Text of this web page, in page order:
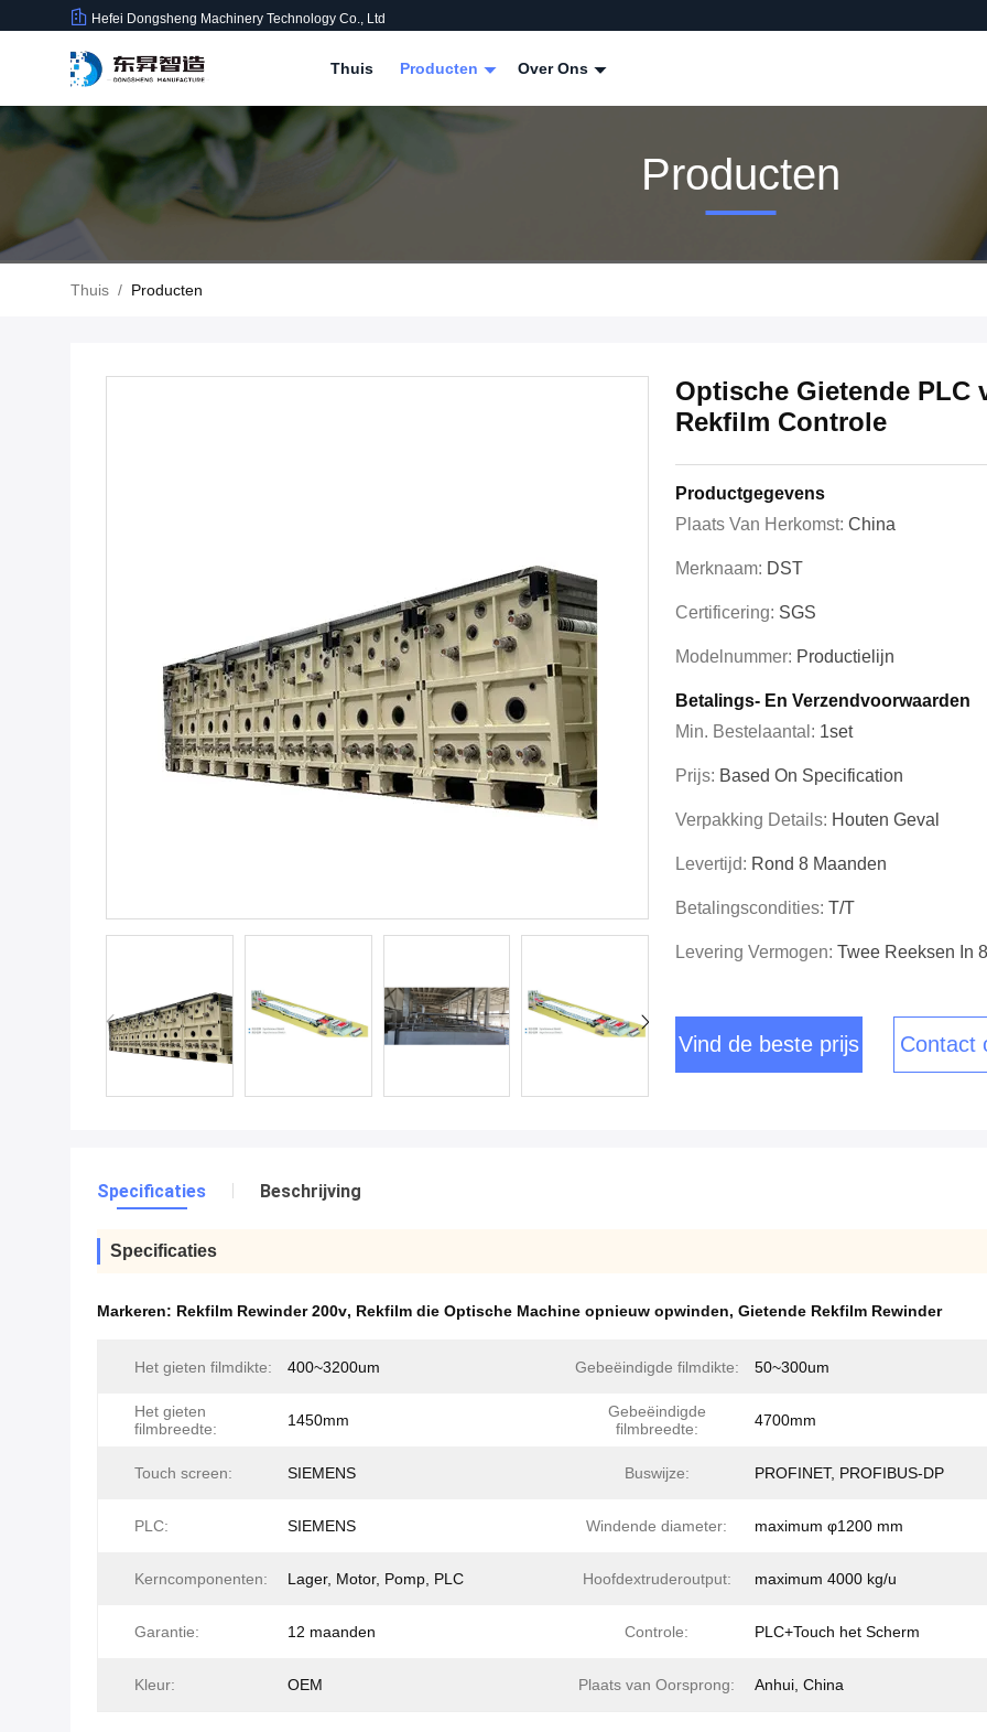
Hefei Dongsheng Machinery Technology Co., Ltd
Thuis Producten Over Ons
Producten
Thuis / Producten
Optische Gietende PLC
Rekfilm Controle
Productgegevens
Plaats Van Herkomst: China
Merknaam: DST
Certificering: SGS
Modelnummer: Productielijn
Betalings- En Verzendvoorwaarden
Min. Bestelaantal: 1set
Prijs: Based On Specification
Verpakking Details: Houten Geval
Levertijd: Rond 8 Maanden
Betalingscondities: T/T
Levering Vermogen: Twee Reeksen In
Vind de beste prijs Contact
Specificaties Beschrijving
Specificaties
Markeren: Rekfilm Rewinder 200v, Rekfilm die Optische Machine opnieuw opwinden, Gietende Rekfilm Rewinder
Het gieten filmdikte: 400~3200um Gebeëindigde filmdikte: 50~300um
Het gieten
filmbreedte:
1450mm
Gebeëindigde
filmbreedte:
4700mm
Touch screen: SIEMENS Buswijze: PROFINET, PROFIBUS-DP
PLC: SIEMENS Windende diameter: maximum φ1200 mm
Kerncomponenten: Lager, Motor, Pomp, PLC Hoofdextruderoutput: maximum 4000 kg/u
Garantie: 12 maanden Controle: PLC+Touch het Scherm
Kleur: OEM Plaats van Oorsprong: Anhui, China